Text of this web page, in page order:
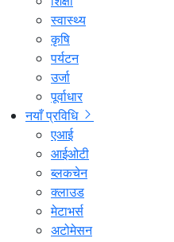
स्वास्थ्य
कृषि
पर्यटन
उर्जा
पूर्वाधार
नयाँ प्रविधि
एआई
आईओटी
ब्लकचेन
क्लाउड
मेटाभर्स
अटोमेसन